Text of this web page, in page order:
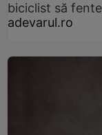
biciclist să
adevarul.ro